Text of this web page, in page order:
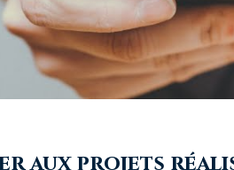
aux projets